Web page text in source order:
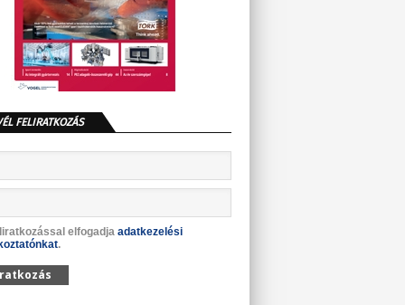
FELIRATKOZÁS
elfogadja adatkezelési
.